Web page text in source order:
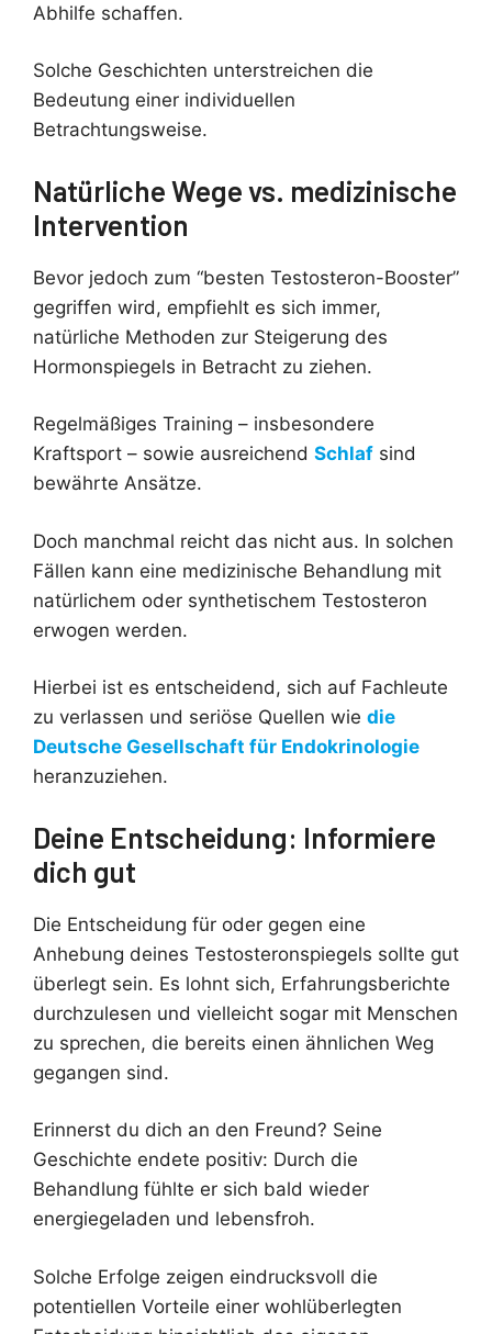
Abhilfe schaffen.
Solche Geschichten unterstreichen die
Bedeutung einer individuellen
Betrachtungsweise.
Natürliche Wege vs. medizinische
Intervention
Bevor jedoch zum “besten Testosteron-Booster”
gegriffen wird, empfiehlt es sich immer,
natürliche Methoden zur Steigerung des
Hormonspiegels in Betracht zu ziehen.
Regelmäßiges Training – insbesondere
Kraftsport – sowie ausreichend Schlaf sind
bewährte Ansätze.
Doch manchmal reicht das nicht aus. In solchen
Fällen kann eine medizinische Behandlung mit
natürlichem oder synthetischem Testosteron
erwogen werden.
Hierbei ist es entscheidend, sich auf Fachleute
zu verlassen und seriöse Quellen wie die
Deutsche Gesellschaft für Endokrinologie
heranzuziehen.
Deine Entscheidung: Informiere
dich gut
Die Entscheidung für oder gegen eine
Anhebung deines Testosteronspiegels sollte gut
überlegt sein. Es lohnt sich, Erfahrungsberichte
durchzulesen und vielleicht sogar mit Menschen
zu sprechen, die bereits einen ähnlichen Weg
gegangen sind.
Erinnerst du dich an den Freund? Seine
Geschichte endete positiv: Durch die
Behandlung fühlte er sich bald wieder
energiegeladen und lebensfroh.
Solche Erfolge zeigen eindrucksvoll die
potentiellen Vorteile einer wohlüberlegten